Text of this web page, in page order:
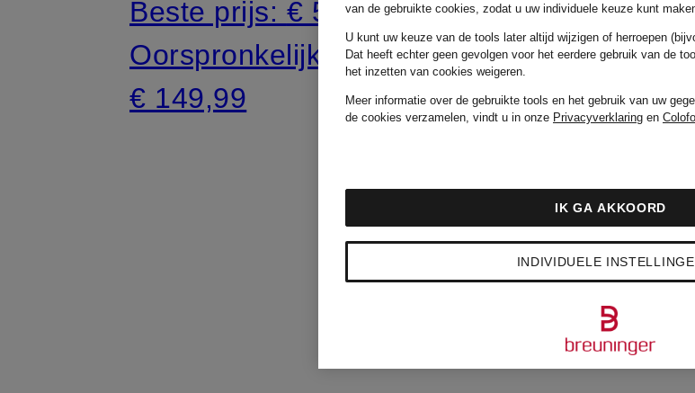
Beste prijs: € 54,39
Oorspronkelijk:
€ 149,99
van de gebruikte cookies, zodat u uw individuele keuze kunt
U kunt uw keuze van de tools later altijd wijzigen of herroepen
Dat heeft echter geen gevolgen voor het eerdere gebruik van de
het inzetten van cookies weigeren.
Meer informatie over de gebruikte tools en het gebruik van uw
de cookies verzamelen, vindt u in onze Privacyverklaring en
INDIVIDUELE
IK GA AKKOORD